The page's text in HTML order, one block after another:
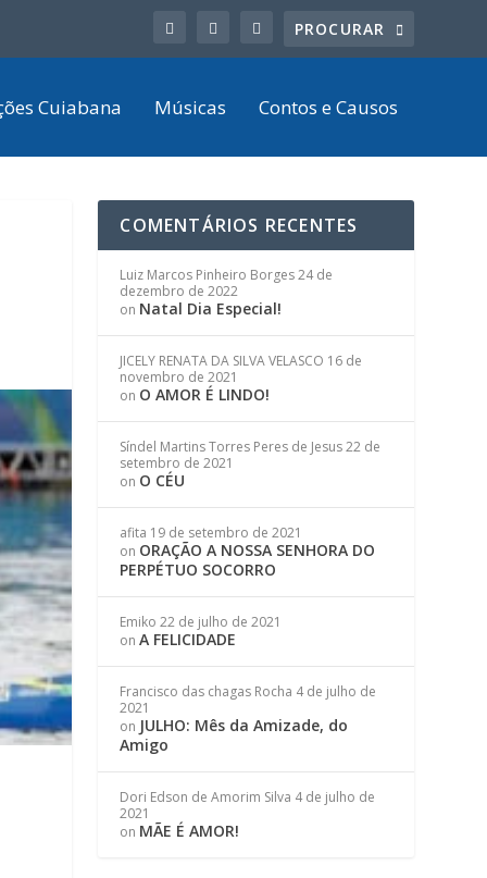
Cuiabana Músicas Contos e Causos
COMENTÁRIOS RECENTES
Luiz Marcos Pinheiro Borges24 de
dezembro de 2022
on Natal Dia Especial!
JICELY RENATA DA SILVA VELASCO 16 de
novembro de 2021
on O AMOR É LINDO!
Síndel Martins Torres Peres de Jesus22 de
setembro de 2021
on O CÉU
afita 19 de setembro de 2021
on ORAÇÃO A NOSSA SENHORA DO
PERPÉTUO SOCORRO
Emiko 22 de julho de 2021
onA FELICIDADE
Francisco das chagas Rocha 4 de julho de
2021
on JULHO: Mês da Amizade, do
Amigo
Dori Edson de Amorim Silva 4 de julho de
2021
on MÃE É AMOR!